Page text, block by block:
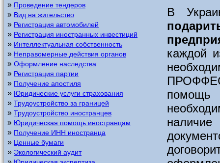
» Проведение тендеров
» Вид на жительство
» Регистрация автомобилей
» Регистрация иностранных инвестиций
» Интеллектуальная собственность
» Неправомерные действия органов
» Оформление наследства
» Регистрация партии
» Получение апостиля
» Юридические услуги страхования
» Трудоустройство за границей
» Трудоустройство иностранцев
» Юридическая помощь иностранцам
» Получение ИНН иностранца
» Ценные бумаги
» Экологический аудит
В
каждой
наличие